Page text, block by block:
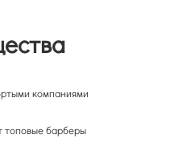
компаниями
топовые барберы